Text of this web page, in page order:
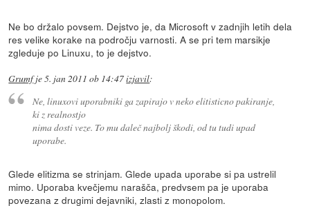
Ne bo držalo povsem. Dejstvo je, da Microsoft v zadnjih letih dela
res velike korake na področju varnosti. A se pri tem marsikje
zgleduje po Linuxu, to je dejstvo.
Grumfje5. jan 2011 ob 14:47izjavil:
Ne, linuxovi uporabniki ga zapirajo v neko elitisticno pakiranje,
ki z realnostjo
nima dosti veze. To mu daleč najbolj škodi, od tu tudi upad
uporabe.
Glede elitizma se strinjam. Glede upada uporabe si pa ustrelil
mimo. Uporaba kvečjemu narašča, predvsem pa je uporaba
povezana z drugimi dejavniki, zlasti z monopolom.